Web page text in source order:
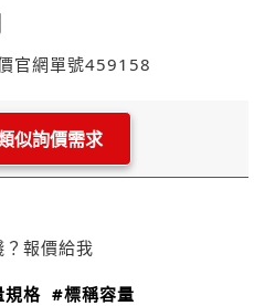
官網單號459158
似詢價需求
報價給我
規格 #標稱容量